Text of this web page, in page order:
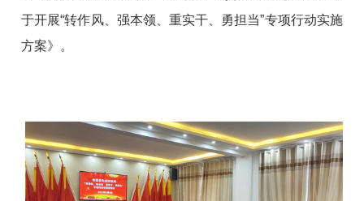
于开展“转作风、强本领、重实干、勇担当”专项行动实施
方案》。